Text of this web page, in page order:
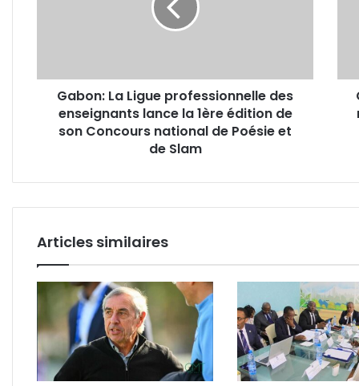
1ère
édition
et
Slam
Gabon: La Ligue professionnelle des
enseignants lance la 1ère édition de
son Concours national de Poésie et
de Slam
Articles similaires